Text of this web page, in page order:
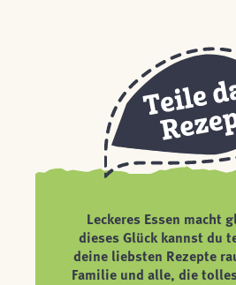
Leckeres Essen macht
dieses Glück kannst du
deine liebsten Rezepte
Familie und alle, die